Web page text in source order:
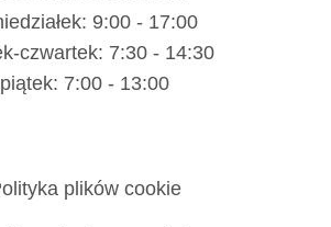
9:00 - 17:00
czwartek: 7:30 - 14:30
piątek: 7:00 - 13:00
plików cookie